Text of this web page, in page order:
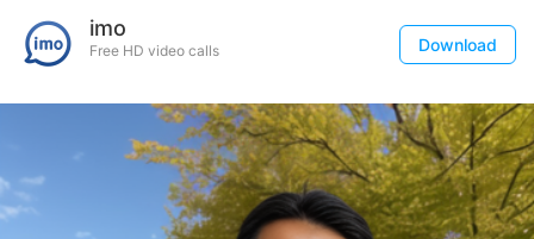
imo
Free HD video calls Download